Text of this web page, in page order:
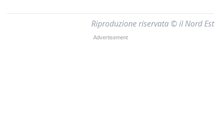
Riproduzione riservata © il Nord Est